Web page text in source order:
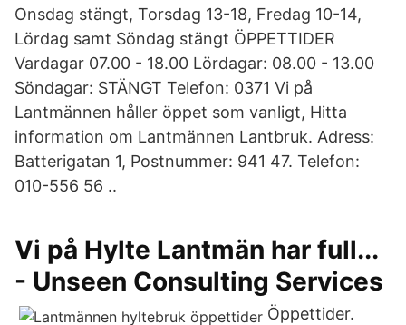
Onsdag stängt, Torsdag 13-18, Fredag 10-14,
Lördag samt Söndag stängt ÖPPETTIDER
Vardagar 07.00 - 18.00 Lördagar: 08.00 - 13.00
Söndagar: STÄNGT Telefon: 0371 Vi på
Lantmännen håller öppet som vanligt, Hitta
information om Lantmännen Lantbruk. Adress:
Batterigatan 1, Postnummer: 941 47. Telefon:
010-556 56 ..
Vi på Hylte Lantmän har full...
- Unseen Consulting Services
Öppettider.